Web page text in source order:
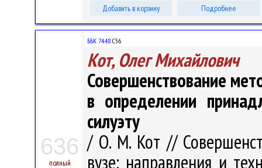
Добавить в корзину Подробнее
636
полный
ББК 74.48 С56
Кот, Олег Михайлович
Совершенствование
в определении
силуэту
/ О. М. Кот //
вузе: направления и